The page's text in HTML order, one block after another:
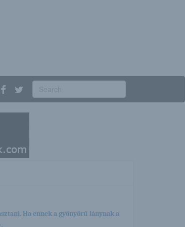
Ha ennek a gyönyörű lánynak a